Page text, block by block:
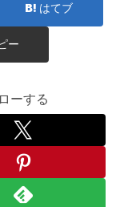
はてブ
ー
ーする